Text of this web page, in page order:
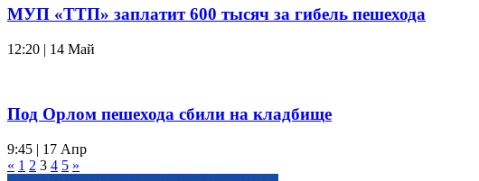
МУП «ТТП» заплатит 600 тысяч за гибель пешехода
12:20 | 14 Май
Под Орлом пешехода сбили на кладбище
9:45 | 17 Апр
« 1 2 3 4 5 »